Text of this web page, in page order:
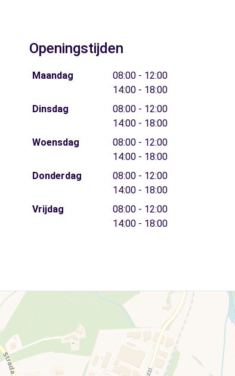
Openingstijden
Maandag
08:00 - 12:00
14:00 - 18:00
Dinsdag
08:00 - 12:00
14:00 - 18:00
Woensdag
08:00 - 12:00
14:00 - 18:00
Donderdag
08:00 - 12:00
14:00 - 18:00
Vrijdag
08:00 - 12:00
14:00 - 18:00